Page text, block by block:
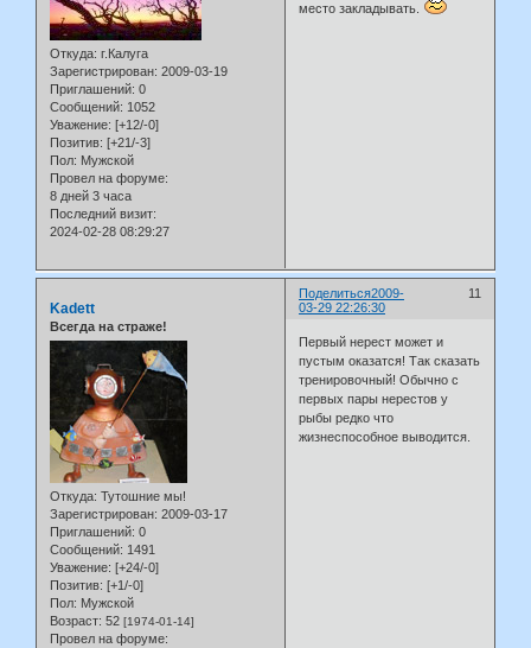
Откуда: г.Калуга
Зарегистрирован: 2009-03-19
Приглашений: 0
Сообщений: 1052
Уважение: [+12/-0]
Позитив: [+21/-3]
Пол: Мужской
Провел на форуме:
8 дней 3 часа
Последний визит:
2024-02-28 08:29:27
место закладывать.
Поделиться 11
2009-
03-29 22:26:30
Kadett
Всегда на страже!
Откуда: Тутошние мы!
Зарегистрирован: 2009-03-17
Приглашений: 0
Сообщений: 1491
Уважение: [+24/-0]
Позитив: [+1/-0]
Пол: Мужской
Возраст: 52 [1974-01-14]
Провел на форуме:
Первый нерест может и
пустым оказатся! Так сказать
тренировочный! Обычно с
первых пары нерестов у
рыбы редко что
жизнеспособное выводится.